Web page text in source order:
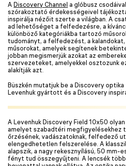
A Discovery Channel a glóbusz
szórakoztató érdekességeivel
inspirálja nézőit szerte a világban. A
ad lehetőséget a felfedezésre, a
különböző kategóriákba tartozó
tudományt, a felfedezést, a
műsorokat, amelyek segítenek
jobban megismerjük azokat az
szervezeteket, amelyekkel osztozunk
alakítják azt.
Büszkén mutatjuk be a Discovery
Levenhuk gyártott és a Discovery
A Levenhuk Discovery Field 10x50
amelyet szabadtéri megfigyelésekhez
őrzésének, vadászatoknak, felfedező
elengedhetetlen felszerelése. A
alapszik, a nagy rekesznyílású, 50 mm-
fényt tud összegyűjteni. A lencsék